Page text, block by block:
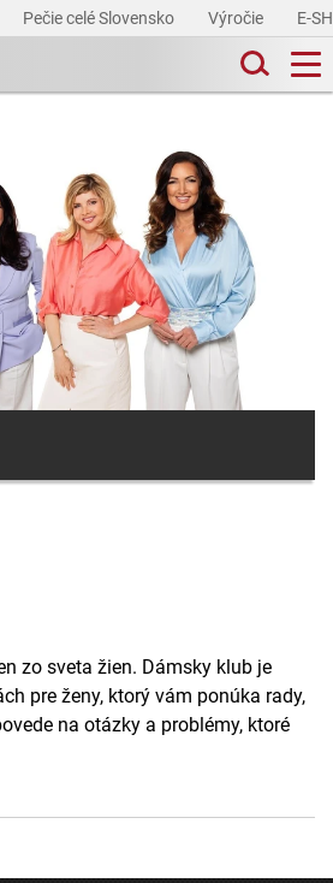
Pečie celé Slovensko Výročie E-
zo sveta žien. Dámsky klub je
pre ženy, ktorý vám ponúka rady,
na otázky a problémy, ktoré